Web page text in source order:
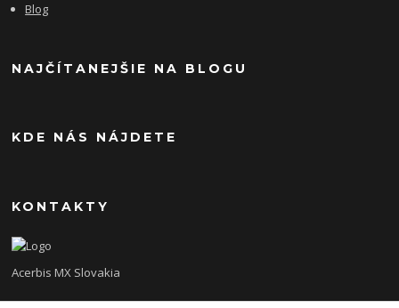
Blog
NAJČÍTANEJŠIE NA BLOGU
KDE NÁS NÁJDETE
KONTAKTY
Acerbis MX Slovakia